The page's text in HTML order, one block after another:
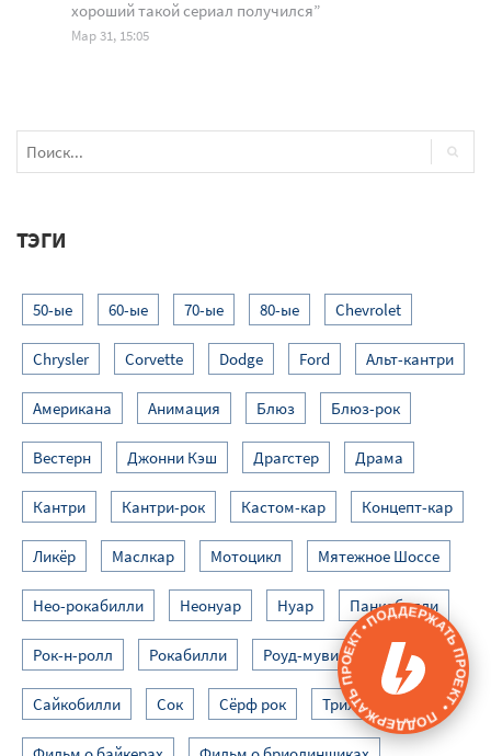
хороший такой сериал получился”
Мар 31, 15:05
ТЭГИ
50-ые 60-ые 70-ые 80-ые Chevrolet
Chrysler Corvette Dodge Ford Альт-кантри
Американа Анимация Блюз Блюз-рок
Вестерн Джонни Кэш Драгстер Драма
Кантри Кантри-рок Кастом-кар Концепт-кар
Ликёр Маслкар Мотоцикл Мятежное Шоссе
Нео-рокабилли Неонуар Нуар Панкобилли
Рок-н-ролл Рокабилли Роуд-муви
Сайкобилли Сок Сёрф рок Триллер
ПОДДЕРЖАТЬ ПРОЕКТ • ПОДДЕРЖАТЬ ПРОЕКТ •